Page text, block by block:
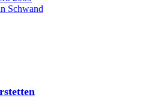
Schwand